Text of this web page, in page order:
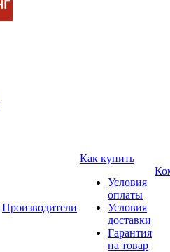
Производители
Как купить
Условия
оплаты
Условия
доставки
Гарантия
на товар